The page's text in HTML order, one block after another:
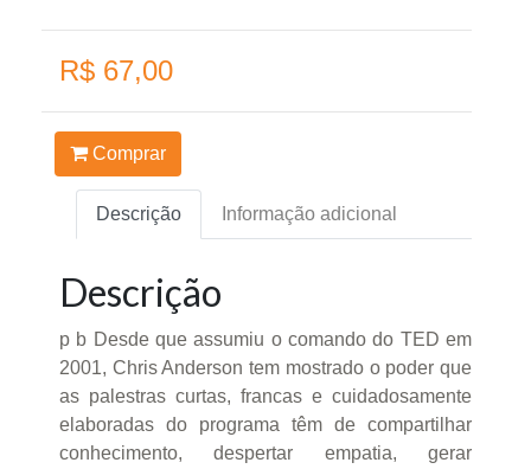
R$ 67,00
Comprar
Descrição Informação adicional
Descrição
p b Desde que assumiu o comando do TED em
2001, Chris Anderson tem mostrado o poder que
as palestras curtas, francas e cuidadosamente
elaboradas do programa têm de compartilhar
conhecimento, despertar empatia, gerar